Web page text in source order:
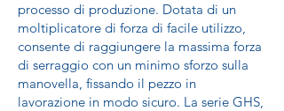
processo di produzione. Dotata di un
moltiplicatore di forza di facile utilizzo,
consente di raggiungere la massima forza
di serraggio con un minimo sforzo sulla
manovella, fissando il pezzo in
lavorazione in modo sicuro. La serie GHS,